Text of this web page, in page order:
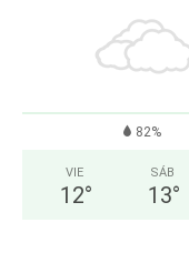
82%
VIE
12°
SÁB
13°